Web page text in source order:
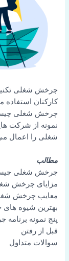
چرخش شغلی
کارکنان استفاده
نمونه از شرکت
شغلی را اعمال
مطالب
چرخش شغلی
مزایای چرخش
معایب چرخش
بهترین شیوه
پنج نمونه
قبل از رفتن
سوالات متداول